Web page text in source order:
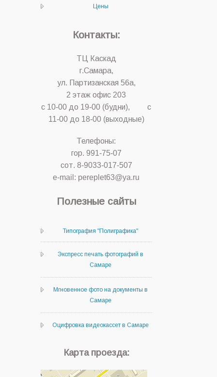
Цены
Контакты:
ТЦ Каскад
г.Самара,
ул. Партизанская 56а,
2 этаж офис 203
с 10-00 до 19-00 (будни), с
11-00 до 18-00 (выходные)
Телефоны:
гор. 991-75-07
сот. 8-9033-017-507
e-mail: pereplet63@ya.ru
Полезные сайты
Типография "Полиграфика"
Экспресс печать фотографий в
Самаре
Мгновенное фото на документы в
Самаре
Оцифровка видеокассет в Самаре
Карта проезда: